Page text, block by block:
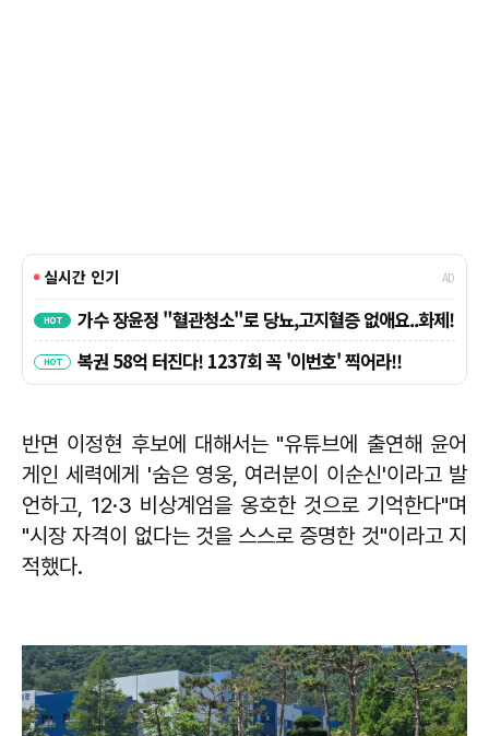
반면 이정현 후보에 대해서는 "유튜브에 출연해 윤어
게인 세력에게 '숨은 영웅, 여러분이 이순신'이라고 발
언하고, 12·3 비상계엄을 옹호한 것으로 기억한다"며
"시장 자격이 없다는 것을 스스로 증명한 것"이라고 지
적했다.